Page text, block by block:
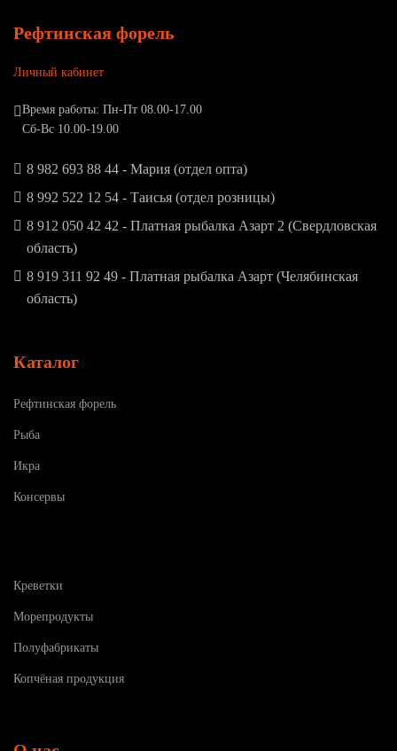
Рефтинская форель
Личный кабинет
Время работы: Пн-Пт 08.00-17.00
Сб-Вс 10.00-19.00
8 982 693 88 44 - Мария (отдел опта)
8 992 522 12 54 - Таисья (отдел розницы)
8 912 050 42 42 - Платная рыбалка Азарт 2 (Свердловская
область)
8 919 311 92 49 - Платная рыбалка Азарт (Челябинская
область)
Каталог
Рефтинская форель
Рыба
Икра
Консервы
Креветки
Морепродукты
Полуфабрикаты
Копчёная продукция